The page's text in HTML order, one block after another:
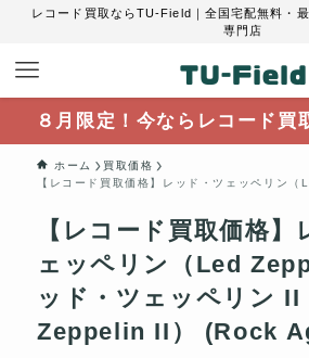
レコード買取ならTU-Field｜全国宅配無料・
専門店
８月限定！今ならレコード買
ホーム
買取価格
【レコード買取価格】
ェッペリン（Led
ッド・ツェッペリン II
Zeppelin II） (Rock